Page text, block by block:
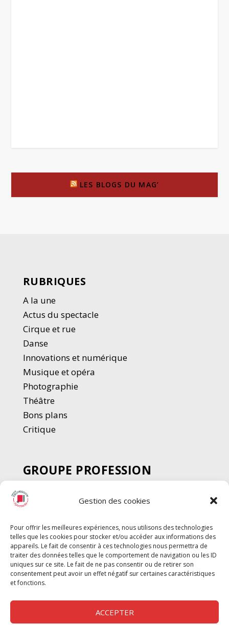
Gestion des cookies
Pour offrir les meilleures expériences, nous utilisons des technologies
telles que les cookies pour stocker et/ou accéder aux informations des
appareils. Le fait de consentir à ces technologies nous permettra de
traiter des données telles que le comportement de navigation ou les ID
uniques sur ce site. Le fait de ne pas consentir ou de retirer son
consentement peut avoir un effet négatif sur certaines caractéristiques
et fonctions.
ACCEPTER
LES BLOGS DU MAG’
RUBRIQUES
A la une
Actus du spectacle
Cirque et rue
Danse
Innovations et numérique
Musique et opéra
Photographie
Théâtre
Bons plans
Critique
GROUPE PROFESSION
SPECTACLE
Chèque Intermittents
Chèque Compta
Chèque Emploi Spectacle
G-Pods
Profession Audio-visuel